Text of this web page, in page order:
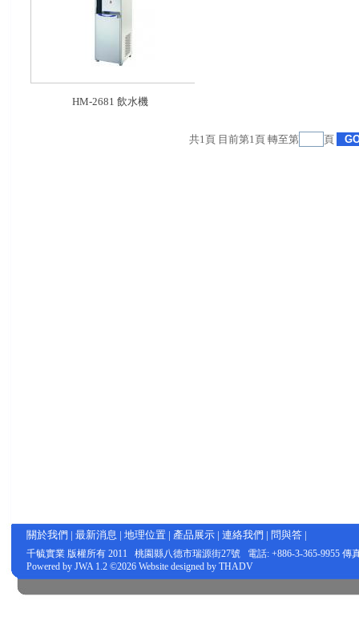
HM-2681 飲水機
共1頁 目前第1頁 轉至第 頁
關於我們 | 最新消息 | 地理位置| 產品展示| 連絡我們 | 問與答|
千毓實業版權所有 2011 桃園縣八德市瑞源街27號 電話: +886-3-365-9955 傳
Powered by JWA1.2 ©2026 Website designed by THADV